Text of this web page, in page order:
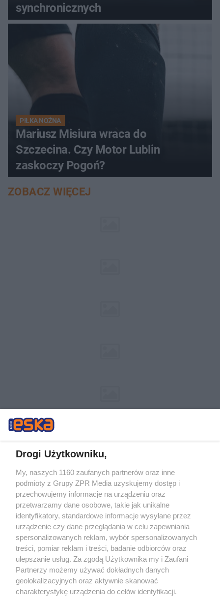
synchronicznych
PIŁKA NOŻNA
Mariusz Misiura wraca do
Szczecina. Czy Motor Lublin
zaskoczy Pogoń?
ZOBACZ WIĘCEJ
Żaden utwór zamieszczony w serwisie nie może być powielany i
rozpowszechniany lub dalej rozpowszechniany w jakikolwiek sposób (w
tym także elektroniczny lub mechaniczny) na jakimkolwiek polu
eksploatacji w jakiejkolwiek formie, włącznie z umieszczaniem w
Internecie bez pisemnej zgody właściciela praw. Jakiekolwiek użycie lub
wykorzystanie utworów w całości lub w części z naruszeniem prawa,
tzn. bez właściwej zgody, jest zabronione pod groźbą kary i może być
ścigane prawnie.
Drogi Użytkowniku,
My, naszych 1160 zaufanych partnerów oraz inne
podmioty z Grupy ZPR Media uzyskujemy dostęp i
przechowujemy informacje na urządzeniu oraz
przetwarzamy dane osobowe, takie jak unikalne
identyfikatory, standardowe informacje wysyłane przez
urządzenie czy dane przeglądania w celu zapewniania
spersonalizowanych reklam, wybór spersonalizowanych
treści, pomiar reklam i treści, badanie odbiorców oraz
ulepszanie usług. Za zgodą Użytkownika my i Zaufani
Partnerzy możemy używać dokładnych danych
geolokalizacyjnych oraz aktywnie skanować
charakterystykę urządzenia do celów identyfikacji.